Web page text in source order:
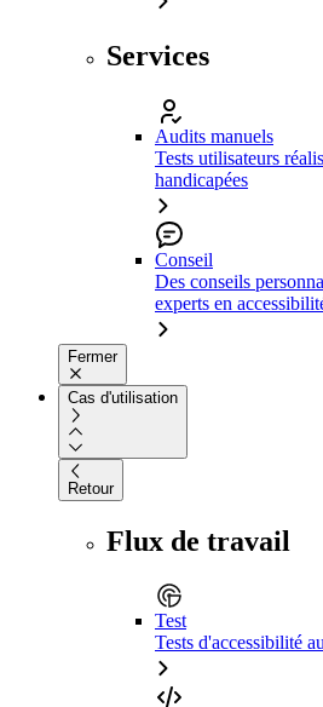
Services
Audits manuels
Tests utilisateurs
handicapées
Conseil
Des conseils
experts en
Fermer
Cas d'utilisation
Retour
Flux de travail
Test
Tests d'accessibilité